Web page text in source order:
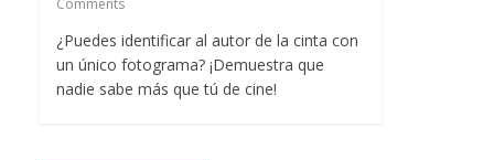
Comments
¿Puedes identificar al autor de la cinta con
un único fotograma? ¡Demuestra que
nadie sabe más que tú de cine!